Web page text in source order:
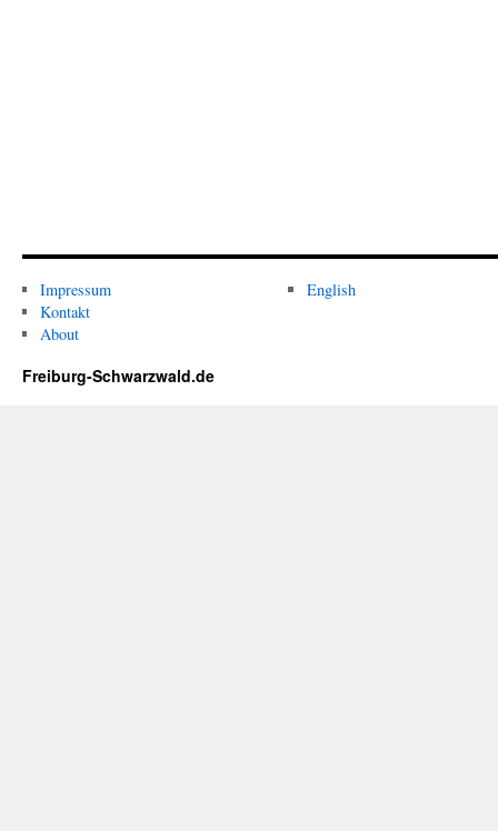
Impressum
Kontakt
About
English
Freiburg-Schwarzwald.de